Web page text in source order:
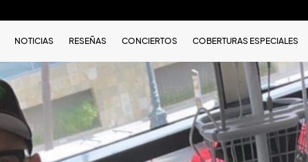
NOTICIAS RESEÑAS CONCIERTOS COBERTURAS ESPECIALES